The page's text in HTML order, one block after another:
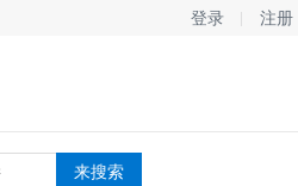
登录 注册